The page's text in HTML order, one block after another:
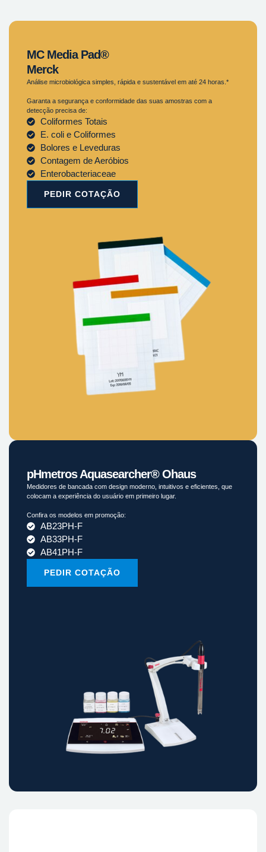
MC Media Pad®
Merck
Análise microbiológica simples, rápida e sustentável em até 24 horas.*
Garanta a segurança e conformidade das suas amostras com a
detecção precisa de:
Coliformes Totais
E. coli e Coliformes
Bolores e Leveduras
Contagem de Aeróbios
Enterobacteriaceae
PEDIR COTAÇÃO
pHmetros Aquasearcher® Ohaus
Medidores de bancada com design moderno, intuitivos e eficientes, que
colocam a experiência do usuário em primeiro lugar.
Confira os modelos em promoção:
AB23PH-F
AB33PH-F
AB41PH-F
PEDIR COTAÇÃO